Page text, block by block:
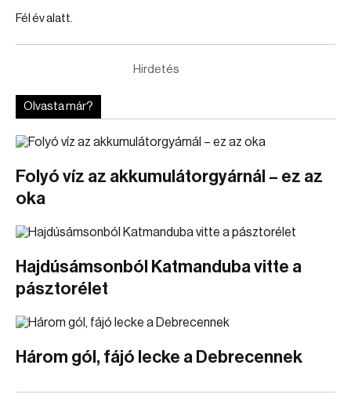
Fél év alatt.
Hirdetés
Olvasta már?
Folyó víz az akkumulátorgyárnál – ez az
oka
Hajdúsámsonból Katmanduba vitte a
pásztorélet
Három gól, fájó lecke a Debrecennek